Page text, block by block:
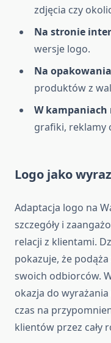
zdjęcia czy
Na stronie
wersje logo.
Na
produktów z
W
grafiki, reklamy
Logo jako
Adaptacja logo na
szczegóły i
relacji z klientami.
pokazuje, że
swoich odbiorców.
okazja do wyrażania
czas na
klientów przez cały